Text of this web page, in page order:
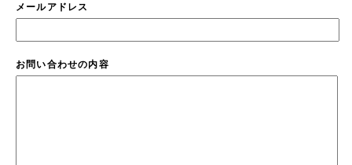
メールアドレス
お問い合わせの内容